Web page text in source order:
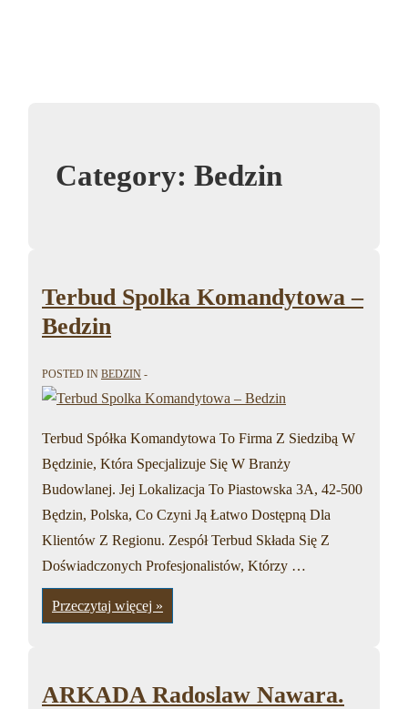
Category: Bedzin
Terbud Spolka Komandytowa –
Bedzin
POSTED IN BEDZIN
Terbud Spółka Komandytowa To Firma Z Siedzibą W
Będzinie, Która Specjalizuje Się W Branży
Budowlanej. Jej Lokalizacja To Piastowska 3A, 42-500
Będzin, Polska, Co Czyni Ją Łatwo Dostępną Dla
Klientów Z Regionu. Zespół Terbud Składa Się Z
Doświadczonych Profesjonalistów, Którzy …
Terbud
Spolka
Komandytowa
Przeczytaj więcej »
ARKADA Radoslaw Nawara.